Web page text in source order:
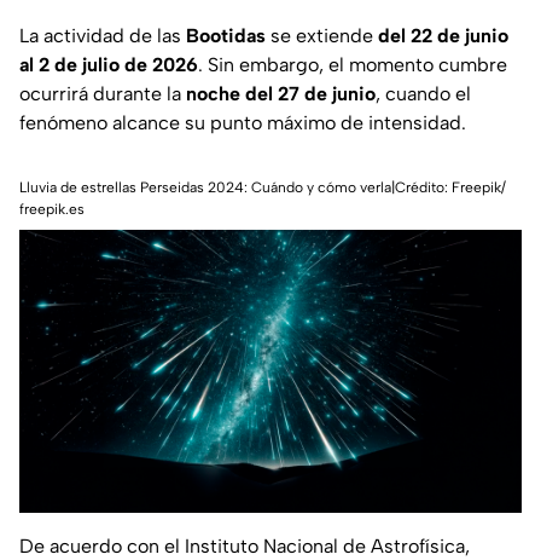
La actividad de las Bootidas se extiende del 22 de junio
al 2 de julio de 2026. Sin embargo, el momento cumbre
ocurrirá durante la noche del 27 de junio, cuando el
fenómeno alcance su punto máximo de intensidad.
Lluvia de estrellas Perseidas 2024: Cuándo y cómo verla|Crédito: Freepik/
freepik.es
De acuerdo con el Instituto Nacional de Astrofísica,